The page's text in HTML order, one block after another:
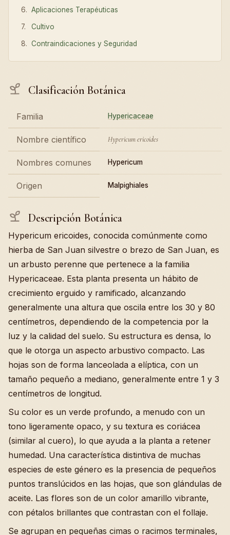
Aplicaciones Terapéuticas
Cultivo
Contraindicaciones y Seguridad
Clasificación Botánica
Familia Hypericaceae
Nombre científico Hypericum ericoides
Nombres comunes Hypericum
Origen Malpighiales
Descripción Botánica
Hypericum ericoides, conocida comúnmente como
hierba de San Juan silvestre o brezo de San Juan, es
un arbusto perenne que pertenece a la familia
Hypericaceae. Esta planta presenta un hábito de
crecimiento erguido y ramificado, alcanzando
generalmente una altura que oscila entre los 30 y 80
centímetros, dependiendo de la competencia por la
luz y la calidad del suelo. Su estructura es densa, lo
que le otorga un aspecto arbustivo compacto. Las
hojas son de forma lanceolada a elíptica, con un
tamaño pequeño a mediano, generalmente entre 1 y 3
centímetros de longitud.
Su color es un verde profundo, a menudo con un
tono ligeramente opaco, y su textura es coriácea
(similar al cuero), lo que ayuda a la planta a retener
humedad. Una característica distintiva de muchas
especies de este género es la presencia de pequeños
puntos translúcidos en las hojas, que son glándulas de
aceite. Las flores son de un color amarillo vibrante,
con pétalos brillantes que contrastan con el follaje.
Se agrupan en pequeñas cimas o racimos terminales,